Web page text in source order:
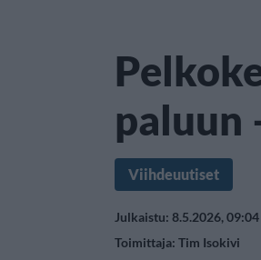
paluun
Viihdeuutiset
Julkaistu: 8.5.2026, 09:04
Toimittaja: Tim Isokivi